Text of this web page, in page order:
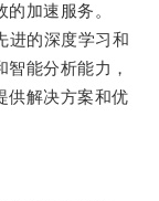
加速服务。
的深度学习和
能分析能力，
供解决方案和优